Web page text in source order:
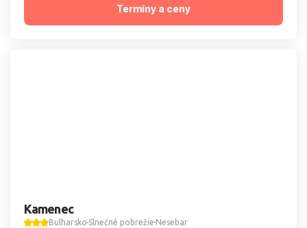
Termíny a ceny
Kamenec
Bulharsko Slnečné pobrežie Nesebar